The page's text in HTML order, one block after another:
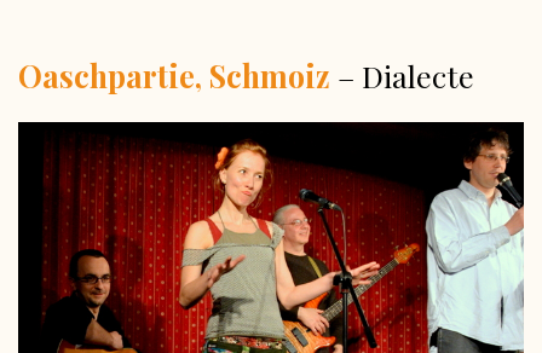
Oaschpartie, Schmoiz – Dialecte